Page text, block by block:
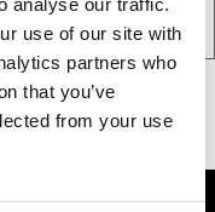
use of our site with
partners who
that you’ve
from your use
る」 をクリックしてく